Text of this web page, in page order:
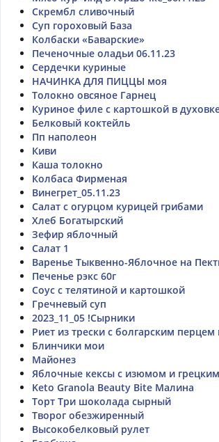
Скрембл сливочный
Суп гороховый База
Колбаски «Баварские»
Печеночные оладьи 06.11.23
Сердечки куриные
НАЧИНКА ДЛЯ ПИЦЦЫ моя
Толокно овсяное Гарнец
Куриное филе с картошкой в
Белковый коктейль
Пп наполеон
Киви
Каша толокно
Колбаса Фирменая
Винегрет_05.11.23
Салат с огурцом курицей грибами
Хлеб Богатырский
Зефир яблочный
Салат 1
Варенье Тыквенно-Яблочное на
Печенье рэкс 60г
Соус с телятиной и картошкой
Гречневый суп
2023_11_05 !Сырники
Риет из трески с болгарским
Блинчики мои
Майонез
Яблочные кексы с изюмом и
Keto Granola Beauty Bite Малина
Торт Три шоколада сырный
Творог обезжиренный
Высокобелковый рулет